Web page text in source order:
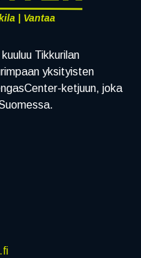
| Vantaa
Tikkurilan
yksityisten
ketjuun, joka